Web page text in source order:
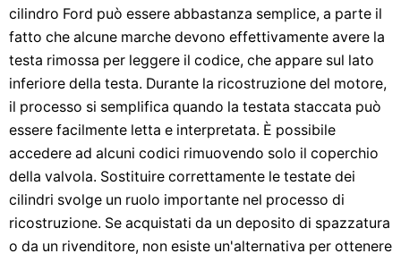
cilindro Ford può essere abbastanza semplice, a parte il
fatto che alcune marche devono effettivamente avere la
testa rimossa per leggere il codice, che appare sul lato
inferiore della testa. Durante la ricostruzione del motore,
il processo si semplifica quando la testata staccata può
essere facilmente letta e interpretata. È possibile
accedere ad alcuni codici rimuovendo solo il coperchio
della valvola. Sostituire correttamente le testate dei
cilindri svolge un ruolo importante nel processo di
ricostruzione. Se acquistati da un deposito di spazzatura
o da un rivenditore, non esiste un'alternativa per ottenere